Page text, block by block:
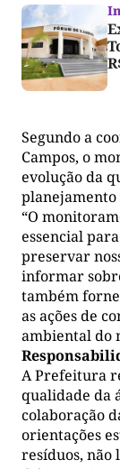
Segundo a
Campos, o
evolução da
planejamento
“O
essencial
preservar
informar
também
as ações de
ambiental do
A Prefeitura
qualidade da
colaboração
orientações
resíduos, não